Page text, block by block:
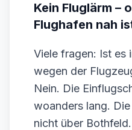
Kein Fluglärm –
Flughafen nah
Viele fragen: Ist es
wegen der
Nein. Die
woanders lang.
nicht über